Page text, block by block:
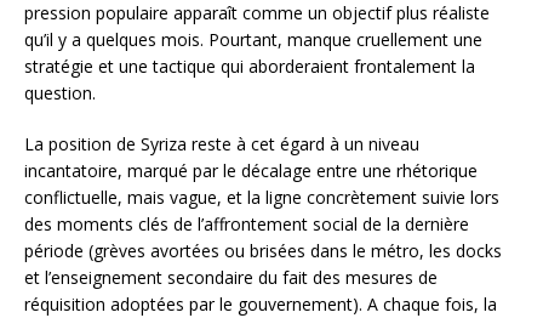
pression populaire apparaît comme un objectif plus réaliste
qu’il y a quelques mois. Pourtant, manque cruellement une
stratégie et une tactique qui aborderaient frontalement la
question.
La position de Syriza reste à cet égard à un niveau
incantatoire, marqué par le décalage entre une rhétorique
conflictuelle, mais vague, et la ligne concrètement suivie lors
des moments clés de l’affrontement social de la dernière
période (grèves avortées ou brisées dans le métro, les docks
et l’enseignement secondaire du fait des mesures de
réquisition adoptées par le gouvernement). A chaque fois, la